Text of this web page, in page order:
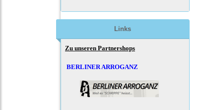
Links
Zu unseren Partnershops
BERLINER ARROGANZ